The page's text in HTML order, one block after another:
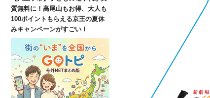
質無料に！高尾山もお得、大人も
100ポイントもらえる京王の夏休
みキャンペーンがすごい！